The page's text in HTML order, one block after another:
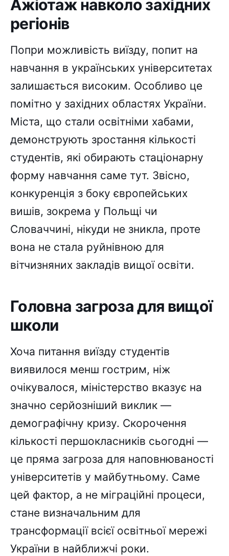
Ажіотаж навколо західних
регіонів
Попри можливість виїзду, попит на
навчання в українських університетах
залишається високим. Особливо це
помітно у західних областях України.
Міста, що стали освітніми хабами,
демонструють зростання кількості
студентів, які обирають стаціонарну
форму навчання саме тут. Звісно,
конкуренція з боку європейських
вишів, зокрема у Польщі чи
Словаччині, нікуди не зникла, проте
вона не стала руйнівною для
вітчизняних закладів вищої освіти.
Головна загроза для вищої
школи
Хоча питання виїзду студентів
виявилося менш гострим, ніж
очікувалося, міністерство вказує на
значно серйозніший виклик —
демографічну кризу. Скорочення
кількості першокласників сьогодні —
це пряма загроза для наповнюваності
університетів у майбутньому. Саме
цей фактор, а не міграційні процеси,
стане визначальним для
трансформації всієї освітньої мережі
України в найближчі роки.